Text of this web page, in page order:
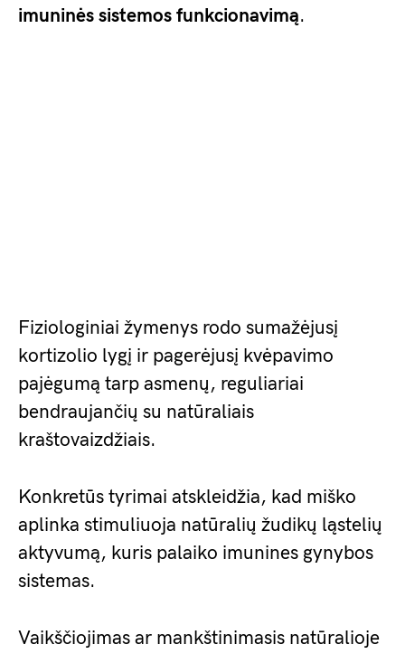
imuninės sistemos funkcionavimą.
Fiziologiniai žymenys rodo sumažėjusį
kortizolio lygį ir pagerėjusį kvėpavimo
pajėgumą tarp asmenų, reguliariai
bendraujančių su natūraliais
kraštovaizdžiais.
Konkretūs tyrimai atskleidžia, kad miško
aplinka stimuliuoja natūralių žudikų ląstelių
aktyvumą, kuris palaiko imunines gynybos
sistemas.
Vaikščiojimas ar mankštinimasis natūralioje